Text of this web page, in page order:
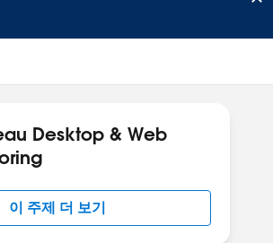
Desktop & Web
이 주제 더 보기